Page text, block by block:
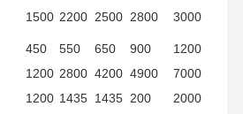
gru
1500 2200 2500 2800
3000
450 550 650 900
1200
1200 2800 4200 4900
7000
1200 1435 1435 200 2000